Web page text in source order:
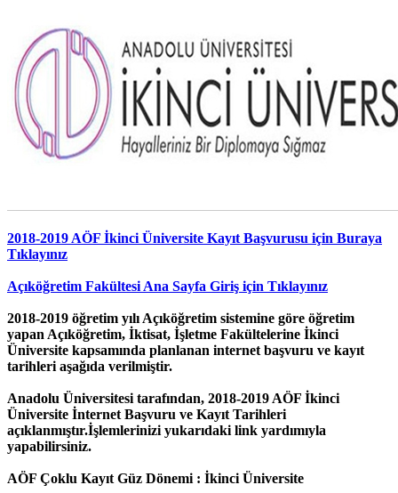
2018-2019 AÖF İkinci Üniversite Kayıt Başvurusu için Buraya
Tıklayınız
Açıköğretim Fakültesi Ana Sayfa Giriş için Tıklayınız
2018-2019 öğretim yılı Açıköğretim sistemine göre öğretim
yapan Açıköğretim, İktisat, İşletme Fakültelerine İkinci
Üniversite kapsamında planlanan internet başvuru ve kayıt
tarihleri aşağıda verilmiştir.
Anadolu Üniversitesi tarafından, 2018-2019 AÖF İkinci
Üniversite İnternet Başvuru ve Kayıt Tarihleri
açıklanmıştır.İşlemlerinizi yukarıdaki link yardımıyla
yapabilirsiniz.
AÖF Çoklu Kayıt Güz Dönemi : İkinci Üniversite